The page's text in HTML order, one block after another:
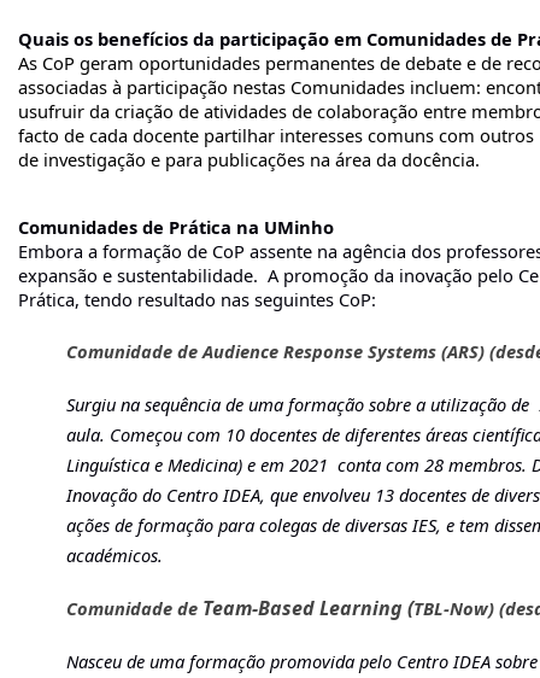
Quais os benefícios da participação em Comunidades de
As CoP geram oportunidades permanentes de debate e de
associadas à participação nestas Comunidades incluem:
usufruir da criação de atividades de colaboração entre
facto de cada docente partilhar interesses comuns com
de investigação e para publicações na área da docência.
Comunidades de Prática na UMinho
Embora a formação de CoP assente na agência dos
expansão e sustentabilidade.  A promoção da inovação pelo
Prática, tendo resultado nas seguintes CoP:
Comunidade de Audience Response Systems (ARS)
Surgiu na sequência de uma formação sobre a utilização de
aula. Começou com 10 docentes de diferentes áreas
Linguística e Medicina) e em 2021  conta com 28
Inovação do Centro IDEA, que envolveu 13 docentes de
ações de formação para colegas de diversas IES, e tem
académicos.
Comunidade de Team-Based Learning (TBL-Now)
Nasceu de uma formação promovida pelo Centro IDEA